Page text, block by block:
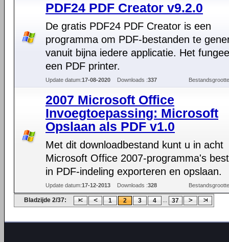
PDF24 PDF Creator v9.2.0
De gratis PDF24 PDF Creator is een
programma om PDF-bestanden te
vanuit bijna iedere applicatie. Het
een PDF printer.
Update datum:17-08-2020 Downloads :337
2007 Microsoft Office
Invoegtoepassing: Microsoft
Opslaan als PDF v1.0
Met dit downloadbestand kunt u in acht
Microsoft Office 2007-programma's
in PDF-indeling exporteren en opslaan.
Update datum:17-12-2013 Downloads :328
Bladzijde 2/37: 1 2 3 4 ... 37